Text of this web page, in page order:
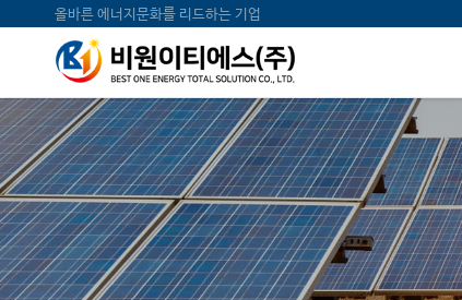
올바른 에너지문화를 리드하는 기업